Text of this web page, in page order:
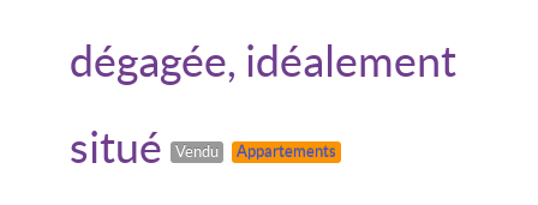
dégagée, idéalement
situé
Vendu Appartements